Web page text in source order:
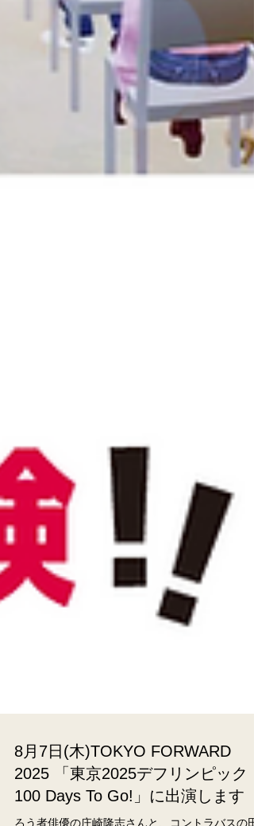
8月7日(木)TOKYO FORWARD
2025 「東京2025デフリンピック